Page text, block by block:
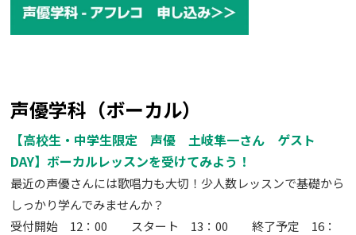
声優学科（ボーカル）
【高校生・中学生限定 声優 土岐隼一さん ゲスト
DAY】ボーカルレッスンを受けてみよう！
最近の声優さんには歌唱力も大切！少人数レッスンで基礎から
しっかり学んでみませんか？
受付開始 12：00 スタート 13：00 終了予定 16：